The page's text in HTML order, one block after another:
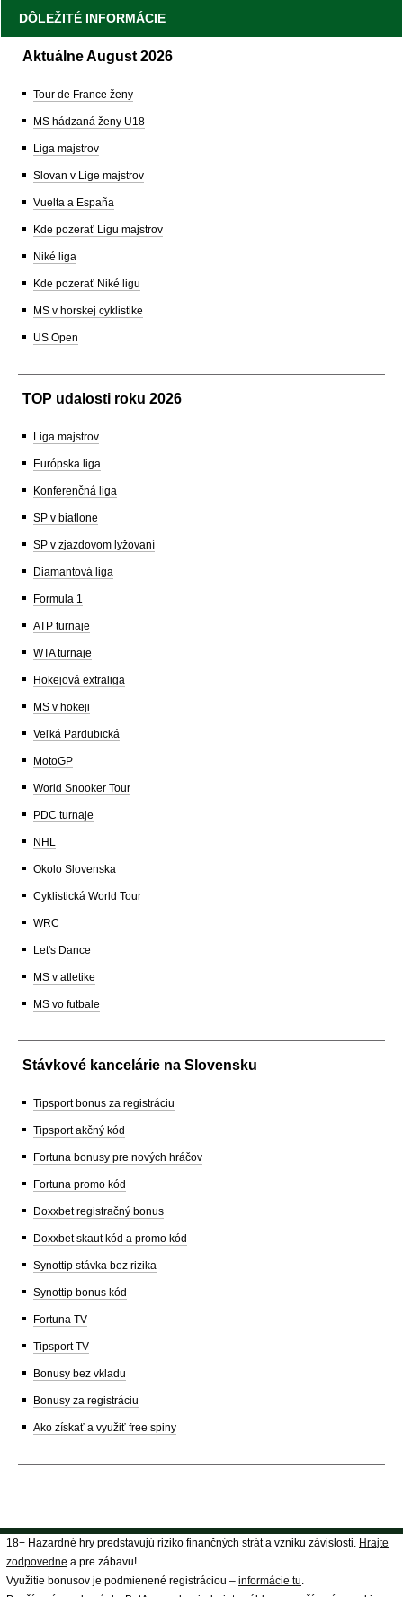
DÔLEŽITÉ INFORMÁCIE
Aktuálne August 2026
Tour de France ženy
MS hádzaná ženy U18
Liga majstrov
Slovan v Lige majstrov
Vuelta a España
Kde pozerať Ligu majstrov
Niké liga
Kde pozerať Niké ligu
MS v horskej cyklistike
US Open
TOP udalosti roku 2026
Liga majstrov
Európska liga
Konferenčná liga
SP v biatlone
SP v zjazdovom lyžovaní
Diamantová liga
Formula 1
ATP turnaje
WTA turnaje
Hokejová extraliga
MS v hokeji
Veľká Pardubická
MotoGP
World Snooker Tour
PDC turnaje
NHL
Okolo Slovenska
Cyklistická World Tour
WRC
Let's Dance
MS v atletike
MS vo futbale
Stávkové kancelárie na Slovensku
Tipsport bonus za registráciu
Tipsport akčný kód
Fortuna bonusy pre nových hráčov
Fortuna promo kód
Doxxbet registračný bonus
Doxxbet skaut kód a promo kód
Synottip stávka bez rizika
Synottip bonus kód
Fortuna TV
Tipsport TV
Bonusy bez vkladu
Bonusy za registráciu
Ako získať a využiť free spiny
18+ Hazardné hry predstavujú riziko finančných strát a vzniku závislosti. Hrajte
zodpovedne a pre zábavu!
Využitie bonusov je podmienené registráciou – informácie tu.